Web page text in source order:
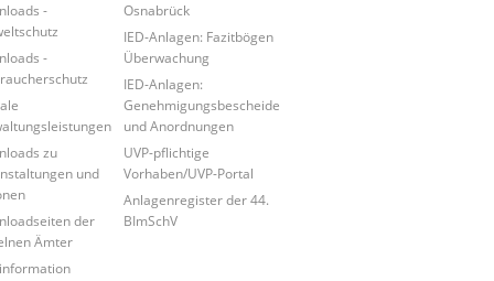
-
-
zu
und
der
Ämter
Osnabrück
IED-Anlagen: Fazitbögen
Überwachung
IED-Anlagen:
Genehmigungsbescheide
und Anordnungen
UVP-pflichtige
Vorhaben/UVP-Portal
Anlagenregister der 44.
BImSchV